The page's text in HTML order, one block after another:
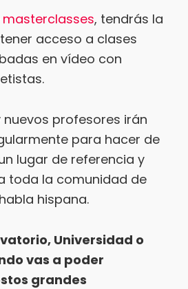
masterclasses, tendrás la
acceso a clases
en vídeo con
nuevos profesores irán
para hacer de
lugar de referencia y
toda la comunidad de
hispana.
Universidad o
vas a poder
grandes